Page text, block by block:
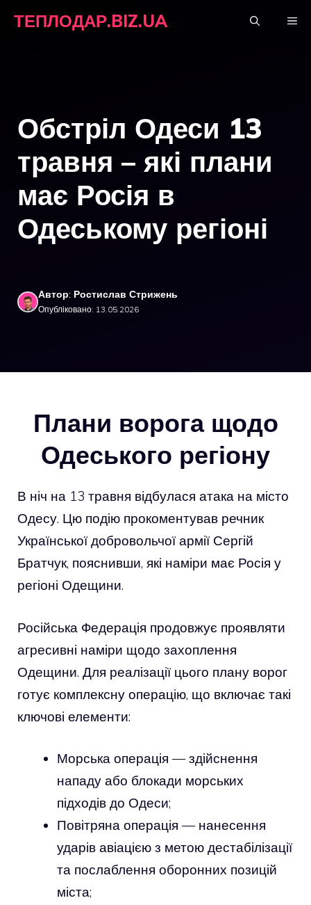
ТЕПЛОДАР.BIZ.UA
Обстріл Одеси 13
травня – які плани
має Росія в
Одеському регіоні
Автор: Ростислав Стрижень
Опубліковано: 13.05.2026
Плани ворога щодо
Одеського регіону
В ніч на 13 травня відбулася атака на місто
Одесу. Цю подію прокоментував речник
Української добровольчої армії Сергій
Братчук, пояснивши, які наміри має Росія у
регіоні Одещини.
Російська Федерація продовжує проявляти
агресивні наміри щодо захоплення
Одещини. Для реалізації цього плану ворог
готує комплексну операцію, що включає такі
ключові елементи:
Морська операція — здійснення
нападу або блокади морських
підходів до Одеси;
Повітряна операція — нанесення
ударів авіацією з метою дестабілізації
та послаблення оборонних позицій
міста;